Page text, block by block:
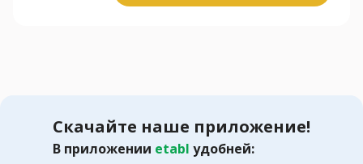
Скачайте наше приложение!
В приложении etabl удобней: